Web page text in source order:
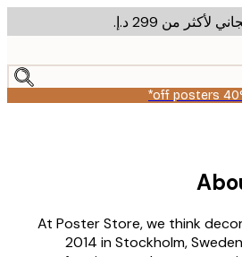
من ‏299 د.إ.‏
At Poster Store, we think
2014 in Stockholm,